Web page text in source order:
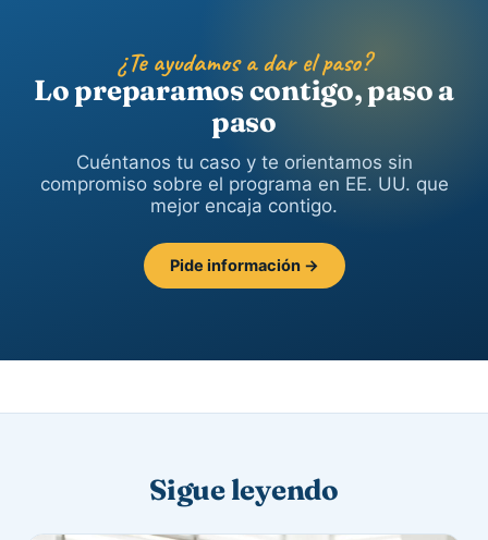
¿Te ayudamos a dar el paso?
Lo preparamos contigo, paso a
paso
Cuéntanos tu caso y te orientamos sin
compromiso sobre el programa en EE. UU. que
mejor encaja contigo.
Pide información →
Sigue leyendo